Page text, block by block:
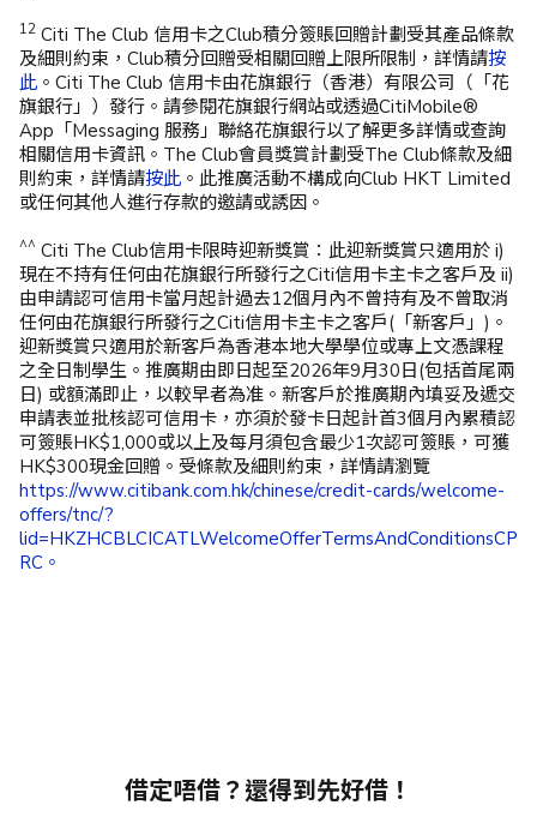
12 Citi The Club 信用卡之Club積分簽賬回贈計劃受其產品條款
及細則約束，Club積分回贈受相關回贈上限所限制，詳情請按
此 。Citi The Club 信用卡由花旗銀行（香港）有限公司（「花
旗銀行」）發行。請參閱花旗銀行網站或透過CitiMobile®
App「Messaging 服務」聯絡花旗銀行以了解更多詳情或查詢
相關信用卡資訊。The Club會員獎賞計劃受The Club條款及細
則約束，詳情請按此 。此推廣活動不構成向Club HKT Limited
或任何其他人進行存款的邀請或誘因。​
^^ Citi The Club信用卡限時迎新獎賞：此迎新獎賞只適用於 i)
現在不持有任何由花旗銀行所發行之Citi信用卡主卡之客戶及 ii)
由申請認可信用卡當月起計過去12個月內不曾持有及不曾取消
任何由花旗銀行所發行之Citi信用卡主卡之客戶(「新客戶」)。
迎新獎賞只適用於新客戶為香港本地大學學位或專上文憑課程
之全日制學生。推廣期由即日起至2026年9月30日(包括首尾兩
日) 或額滿即止，以較早者為准。新客戶於推廣期內填妥及遞交
申請表並批核認可信用卡，亦須於發卡日起計首3個月內累積認
可簽賬HK$1,000或以上及每月須包含最少1次認可簽賬，可獲
HK$300現金回贈。受條款及細則約束，詳情請瀏覽
https://www.citibank.com.hk/chinese/credit-cards/welcome-
offers/tnc/?
lid=HKZHCBLCICATLWelcomeOfferTermsAndConditionsCP
RC。
借定唔借？還得到先好借！